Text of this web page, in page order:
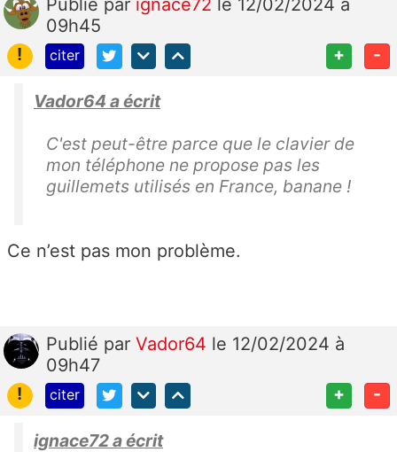
Publié par ignace72 le 12/02/2024 à
09h45
!
citer + -
Vador64 a écrit
C'est peut-être parce que le clavier de
mon téléphone ne propose pas les
guillemets utilisés en France, banane !
Ce n’est pas mon problème.
Publié par Vador64 le 12/02/2024 à
09h47
!
citer + -
ignace72 a écrit